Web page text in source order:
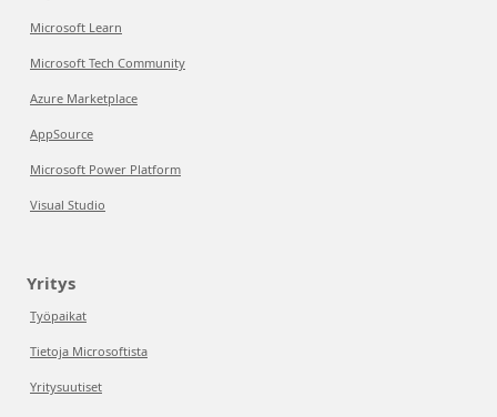
Microsoft Learn
Microsoft Tech Community
Azure Marketplace
AppSource
Microsoft Power Platform
Visual Studio
Yritys
Työpaikat
Tietoja Microsoftista
Yritysuutiset